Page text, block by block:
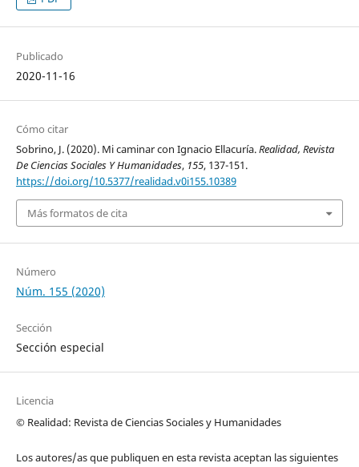
Publicado
2020-11-16
Cómo citar
Sobrino, J. (2020). Mi caminar con Ignacio Ellacuría.Realidad, Revista
De Ciencias Sociales Y Humanidades, 155, 137-151.
https://doi.org/10.5377/realidad.v0i155.10389
Más formatos de cita
Número
Núm. 155 (2020)
Sección
Sección especial
Licencia
© Realidad: Revista de Ciencias Sociales y Humanidades
Los autores/as que publiquen en esta revista aceptan las siguientes